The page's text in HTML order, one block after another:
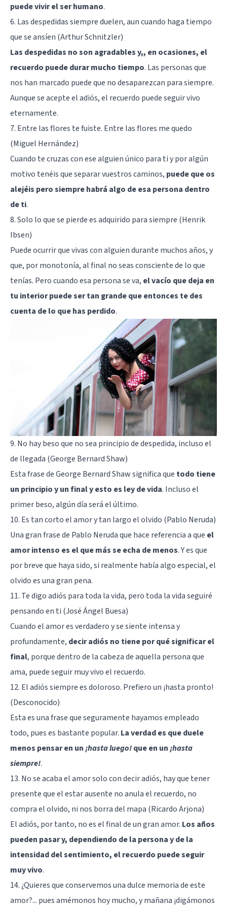
puede vivir el ser humano.
6. Las despedidas siempre duelen, aun cuando haga tiempo
que se ansíen (Arthur Schnitzler)
Las despedidas no son agradables y,, en ocasiones, el
recuerdo puede durar mucho tiempo. Las personas que
nos han marcado puede que no desaparezcan para siempre.
Aunque se acepte el adiós, el recuerdo puede seguir vivo
eternamente.
7. Entre las flores te fuiste. Entre las flores me quedo
(Miguel Hernández)
Cuando te cruzas con ese alguien único para ti y por algún
motivo tenéis que separar vuestros caminos, puede que os
alejéis pero siempre habrá algo de esa persona dentro
de ti.
8. Solo lo que se pierde es adquirido para siempre (Henrik
Ibsen)
Puede ocurrir que vivas con alguien durante muchos años, y
que, por monotonía, al final no seas consciente de lo que
tenías. Pero cuando esa persona se va, el vacío que deja en
tu interior puede ser tan grande que entonces te des
cuenta de lo que has perdido.
9. No hay beso que no sea principio de despedida, incluso el
de llegada (George Bernard Shaw)
Esta frase de George Bernard Shaw significa que todo tiene
un principio y un final y esto es ley de vida. Incluso el
primerbeso, algún día será el último.
10. Es tan corto el amor y tan largo el olvido (Pablo Neruda)
Una gran frase de Pablo Neruda que hace referencia a que el
amor intenso es el que más se echa de menos. Y es que
por breve que haya sido, si realmente había algo especial, el
olvido es una gran pena.
11. Te digo adiós para toda la vida, pero toda la vida seguiré
pensando en ti (José Ángel Buesa)
Cuando el amor es verdadero y se siente intensa y
profundamente, decir adiós no tiene por qué significar el
final, porque dentro de la cabeza de aquella persona que
ama, puede seguir muy vivo el recuerdo.
12. El adiós siempre es doloroso. Prefiero un ¡hasta pronto!
(Desconocido)
Esta es una frase que seguramente hayamos empleado
todo, pues es bastante popular. La verdad es que duele
menos pensar en un¡hasta luego!que en un¡hasta
siempre!.
13. No se acaba el amor solo con decir adiós, hay que tener
presente que el estar ausente no anula el recuerdo, no
compra el olvido, ni nos borra del mapa (Ricardo Arjona)
El adiós, por tanto, no es el final de un gran amor. Los años
pueden pasar y, dependiendo de la persona y de la
intensidad del sentimiento, el recuerdo puede seguir
muy vivo.
14. ¿Quieres que conservemos una dulce memoria de este
amor?... pues amémonos hoy mucho, y mañana ¡digámonos